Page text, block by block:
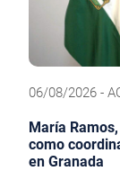
06/08/2026 -
María
como
en Granada